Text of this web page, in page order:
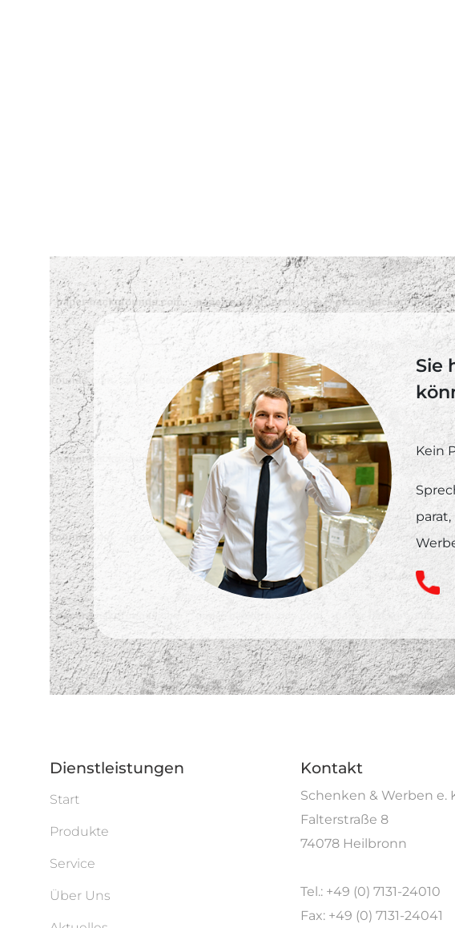
Sie
Kein
Dienstleistungen
Start
Produkte
Service
Über Uns
Kontakt
Schenken & Werben e.
Falterstraße 8
74078 Heilbronn
Tel.: +49 (0) 7131-24010
Fax: +49 (0) 7131-24041